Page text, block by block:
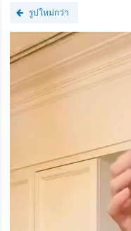
รูปใหม่กว่า